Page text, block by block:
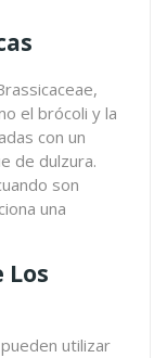
el brócoli y la
con un
de dulzura.
son
una
Los
utilizar